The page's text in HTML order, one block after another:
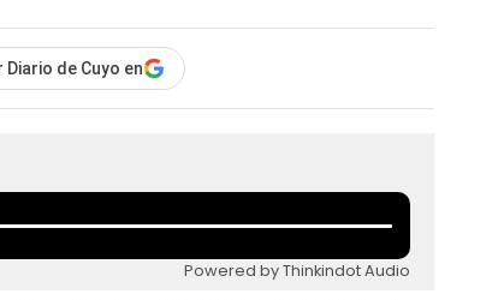
Diario de Cuyo en
Powered by Thinkindot Audio